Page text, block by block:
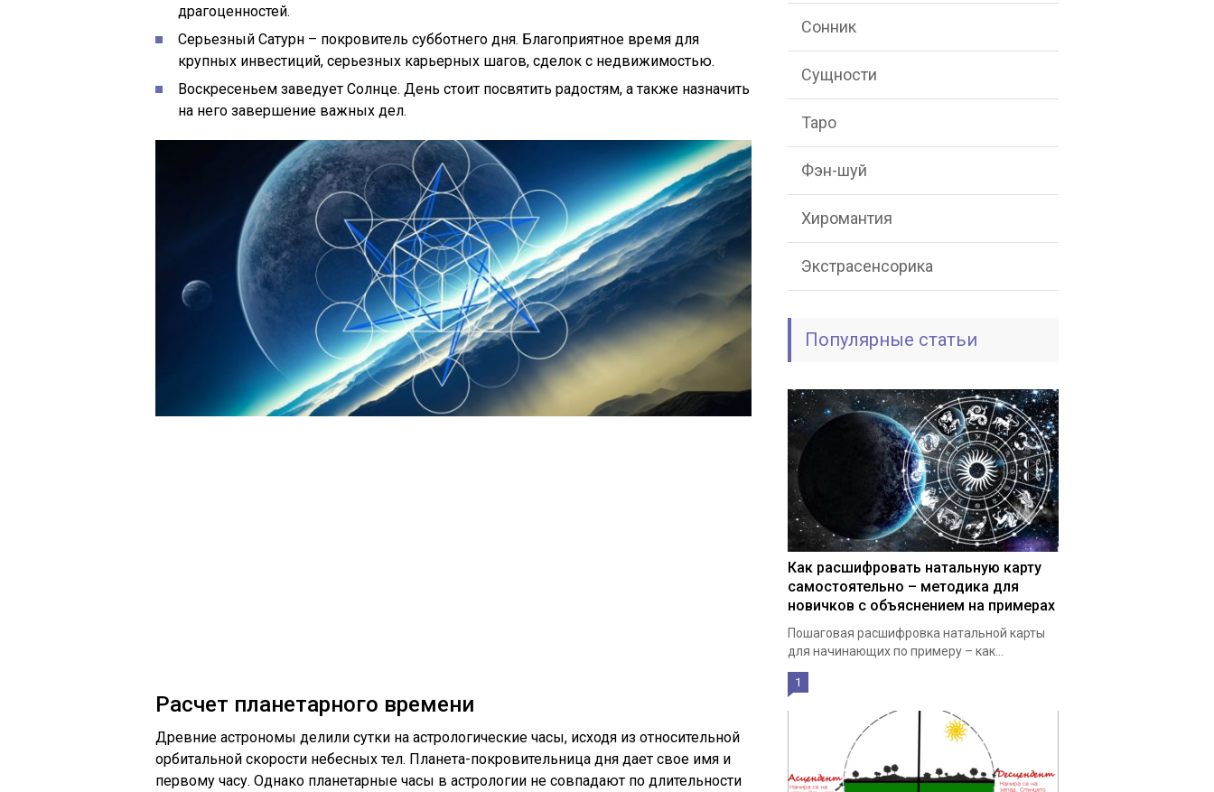
драгоценностей.
Серьезный Сатурн – покровитель субботнего дня. Благоприятное время для
крупных инвестиций, серьезных карьерных шагов, сделок с недвижимостью.
Воскресеньем заведует Солнце. День стоит посвятить радостям, а также назначить
на него завершение важных дел.
Расчет планетарного времени
Древние астрономы делили сутки на астрологические часы, исходя из относительной
орбитальной скорости небесных тел. Планета-покровительница дня дает свое имя и
первому часу. Однако планетарные часы в астрологии не совпадают по длительности
Сонник
Сущности
Таро
Фэн-шуй
Хиромантия
Экстрасенсорика
Популярные статьи
Как расшифровать натальную карту
самостоятельно – методика для
новичков с объяснением на примерах
Пошаговая расшифровка натальной карты
для начинающих по примеру – как...
1